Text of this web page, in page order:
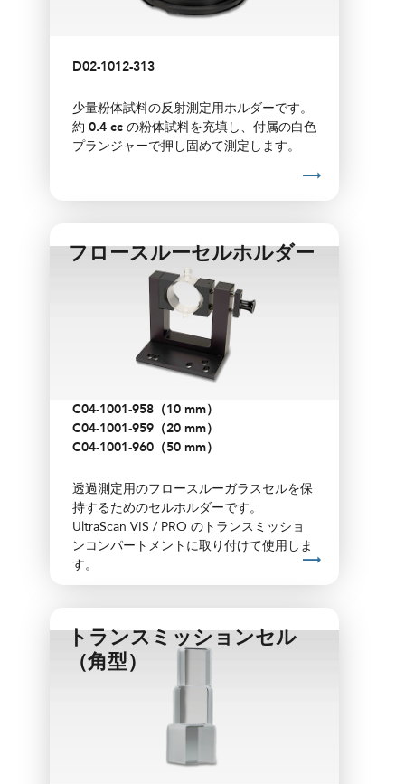
D02-1012-313
少量粉体試料の反射測定用ホルダーです。
約 0.4 cc の粉体試料を充填し、付属の白色
プランジャーで押し固めて測定します。
フロースルーセルホルダー
C04-1001-958（10 mm）
C04-1001-959（20 mm）
C04-1001-960（50 mm）
透過測定用のフロースルーガラスセルを保
持するためのセルホルダーです。
UltraScan VIS / PRO のトランスミッショ
ンコンパートメントに取り付けて使用しま
す。
対応セル仕様：
セル径：51 mm（2インチ）
光学長：10 mm / 20 mm / 50 mm
トランスミッションセル
（角型）